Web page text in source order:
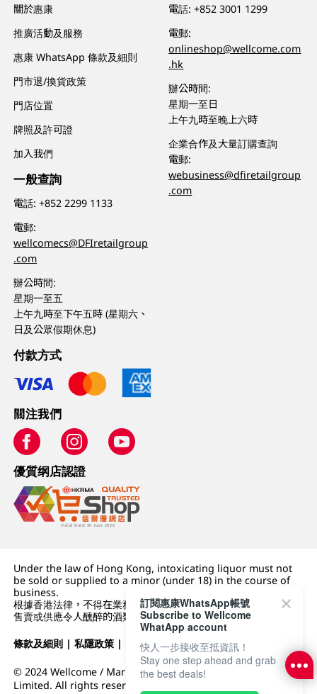
關於惠康
推廣活動及服務
惠康 WhatsApp 條款及細則
門市退/換貨政策
門店位置
牌照及許可證
加入我們
一般查詢
電話:+852 2299 1133
電郵:
wellcomecs@DFIretailgroup
.com
辦公時間:
星期一至五
上午九時至下午五時 (星期六、
日及公眾假期休息)
電話:+852 3001 1299
電郵:
onlineshop@wellcome.com
.hk
辦公時間:
星期一至日
上午九時至晚上六時
企業合作及大量訂購查詢
電郵:
webusiness@dfiretailgroup
.com
付款方式
關注我們
優質纲店認證
Under the law of Hong Kong, intoxicating liquor must not
be sold or supplied to a minor (under 18) in the course of
business.
根據香港法律，不得在業務過程中，向未成年人 (18 歲以下人士)
售賣或供應令人醺醉的酒類。
條款及細則 |私隱政策 | DFI零售集團
© 2024 Wellcome / Market Place. The Dairy Farm Company
Limited. All rights reserved.
訂閱惠康WhatsApp帳號
Subscribe to Wellcome
WhatApp account
快人一步接收至抵資訊！
Stay one step ahead and grab
the best deals!